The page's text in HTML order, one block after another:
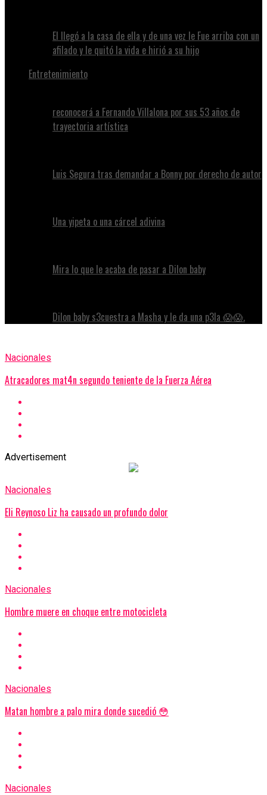
El llegó a la casa de ella y de una vez le Fue arriba con un
afilado y le quitó la vida e hirió a su hijo
Entretenimiento
reconocerá a Fernando Villalona por sus 53 años de
trayectoria artística
Luis Segura tras demandar a Bonny por derecho de autor
Una yipeta o una cárcel adivina
Mira lo que le acaba de pasar a Dilon baby
Dilon baby s3cuestra a Masha y le da una p3la 😱😱.
Nacionales
Atracadores mat4n segundo teniente de la Fuerza Aérea
Advertisement
Nacionales
Eli Reynoso Liz ha causado un profundo dolor
Nacionales
Hombre muere en choque entre motocicleta
Nacionales
Matan hombre a palo mira donde sucedió 😳
Nacionales